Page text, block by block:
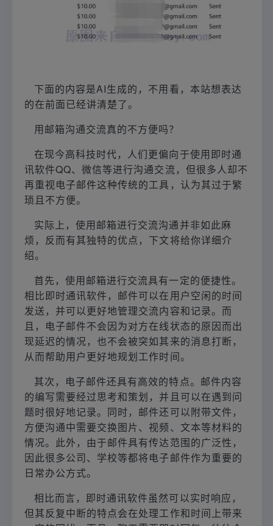
下面的内容是AI生成的，不用看，本站想表达
的在前面已经讲清楚了。
用邮箱沟通交流真的不方便吗？
在现今高科技时代，人们更偏向于使用即时通
讯软件QQ、微信等进行沟通交流，但很多人却不
再重视电子邮件这种传统的工具，认为其过于繁
琐且不方便。
实际上，使用邮箱进行交流沟通并非如此麻
烦，反而有其独特的优点，下文将给你详细介
绍。
首先，使用邮箱进行交流具有一定的便捷性。
相比即时通讯软件，邮件可以在用户空闲的时间
发送，并可以更好地管理交流内容和记录。而
且，电子邮件不会因为对方在线状态的原因而出
现延迟的情况，也不会被突如其来的消息打断，
从而帮助用户更好地规划工作时间。
其次，电子邮件还具有高效的特点。邮件内容
的编写需要经过思考和策划，并且可以在遇到问
题时很好地记录。同时，邮件还可以附带文件，
方便沟通中需要交换图片、视频、文本等材料的
情况。此外，由于邮件具有传达范围的广泛性，
因此很多公司、学校等都将电子邮件作为重要的
日常办公方式。
相比而言，即时通讯软件虽然可以实时响应，
但其反复中断的特点会在处理工作和时间上带来